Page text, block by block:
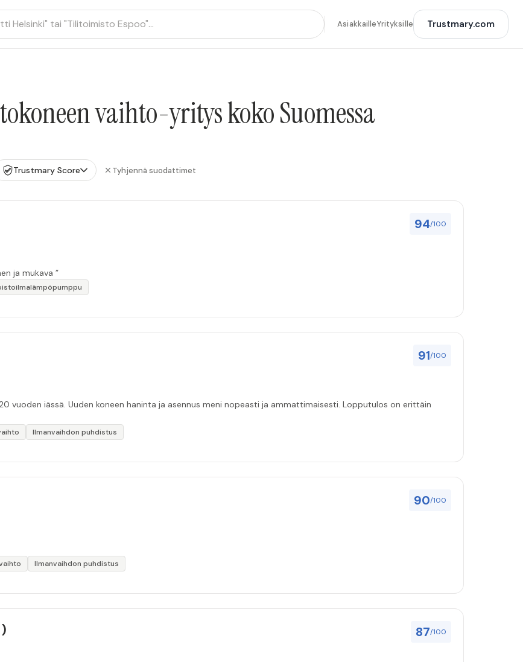
AsiakkailleYrityksille Trustmary.com
vaihto-yritys koko Suomessa
Trustmary Score Tyhjennä suodattimet
94/100
ja mukava ”
91/100
vuoden iässä. Uuden koneen haninta ja asennus meni nopeasti ja ammattimaisesti. Lopputulos on erittäin
Ilmanvaihdon puhdistus
90/100
Ilmanvaihdon puhdistus
87/100